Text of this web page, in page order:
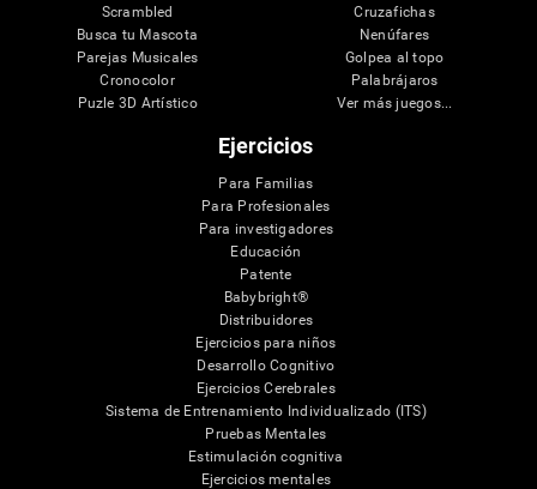
Scrambled
Busca tu Mascota
Parejas Musicales
Cronocolor
Puzle 3D Artístico
Cruzafichas
Nenúfares
Golpea al topo
Palabrájaros
Ver más juegos...
Ejercicios
Para Familias
Para Profesionales
Para investigadores
Educación
Patente
Babybright®
Distribuidores
Ejercicios para niños
Desarrollo Cognitivo
Ejercicios Cerebrales
Sistema de Entrenamiento Individualizado (ITS)
Pruebas Mentales
Estimulación cognitiva
Ejercicios mentales